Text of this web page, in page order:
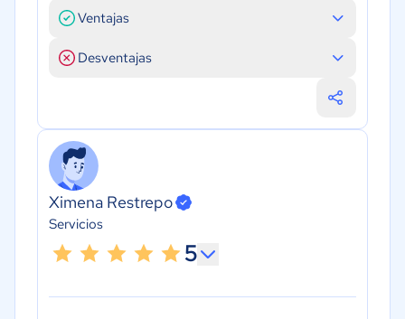
Ventajas
Desventajas
Ximena Restrepo
Servicios
5